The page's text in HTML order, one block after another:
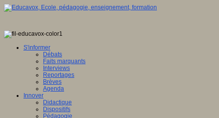
S'informer
Débats
Faits marquants
Interviews
Reportages
Brèves
Agenda
Innover
Didactique
Dispositifs
Pédagogie